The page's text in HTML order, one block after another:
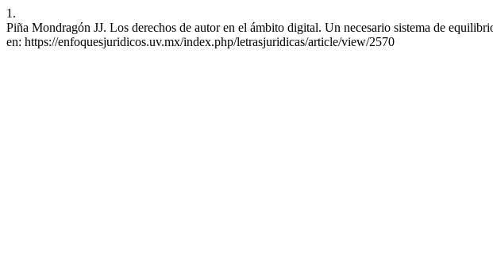
1.
Piña Mondragón JJ. Los derechos de autor en el ámbito digital. Un necesario sistema de
en: https://enfoquesjuridicos.uv.mx/index.php/letrasjuridicas/article/view/2570